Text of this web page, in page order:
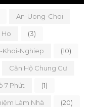
An-Uong-Choi
Ho (3)
Khoi-Nghiep (10)
Căn Hộ Chung Cư
7 Phút (1)
Làm Nhà (20)